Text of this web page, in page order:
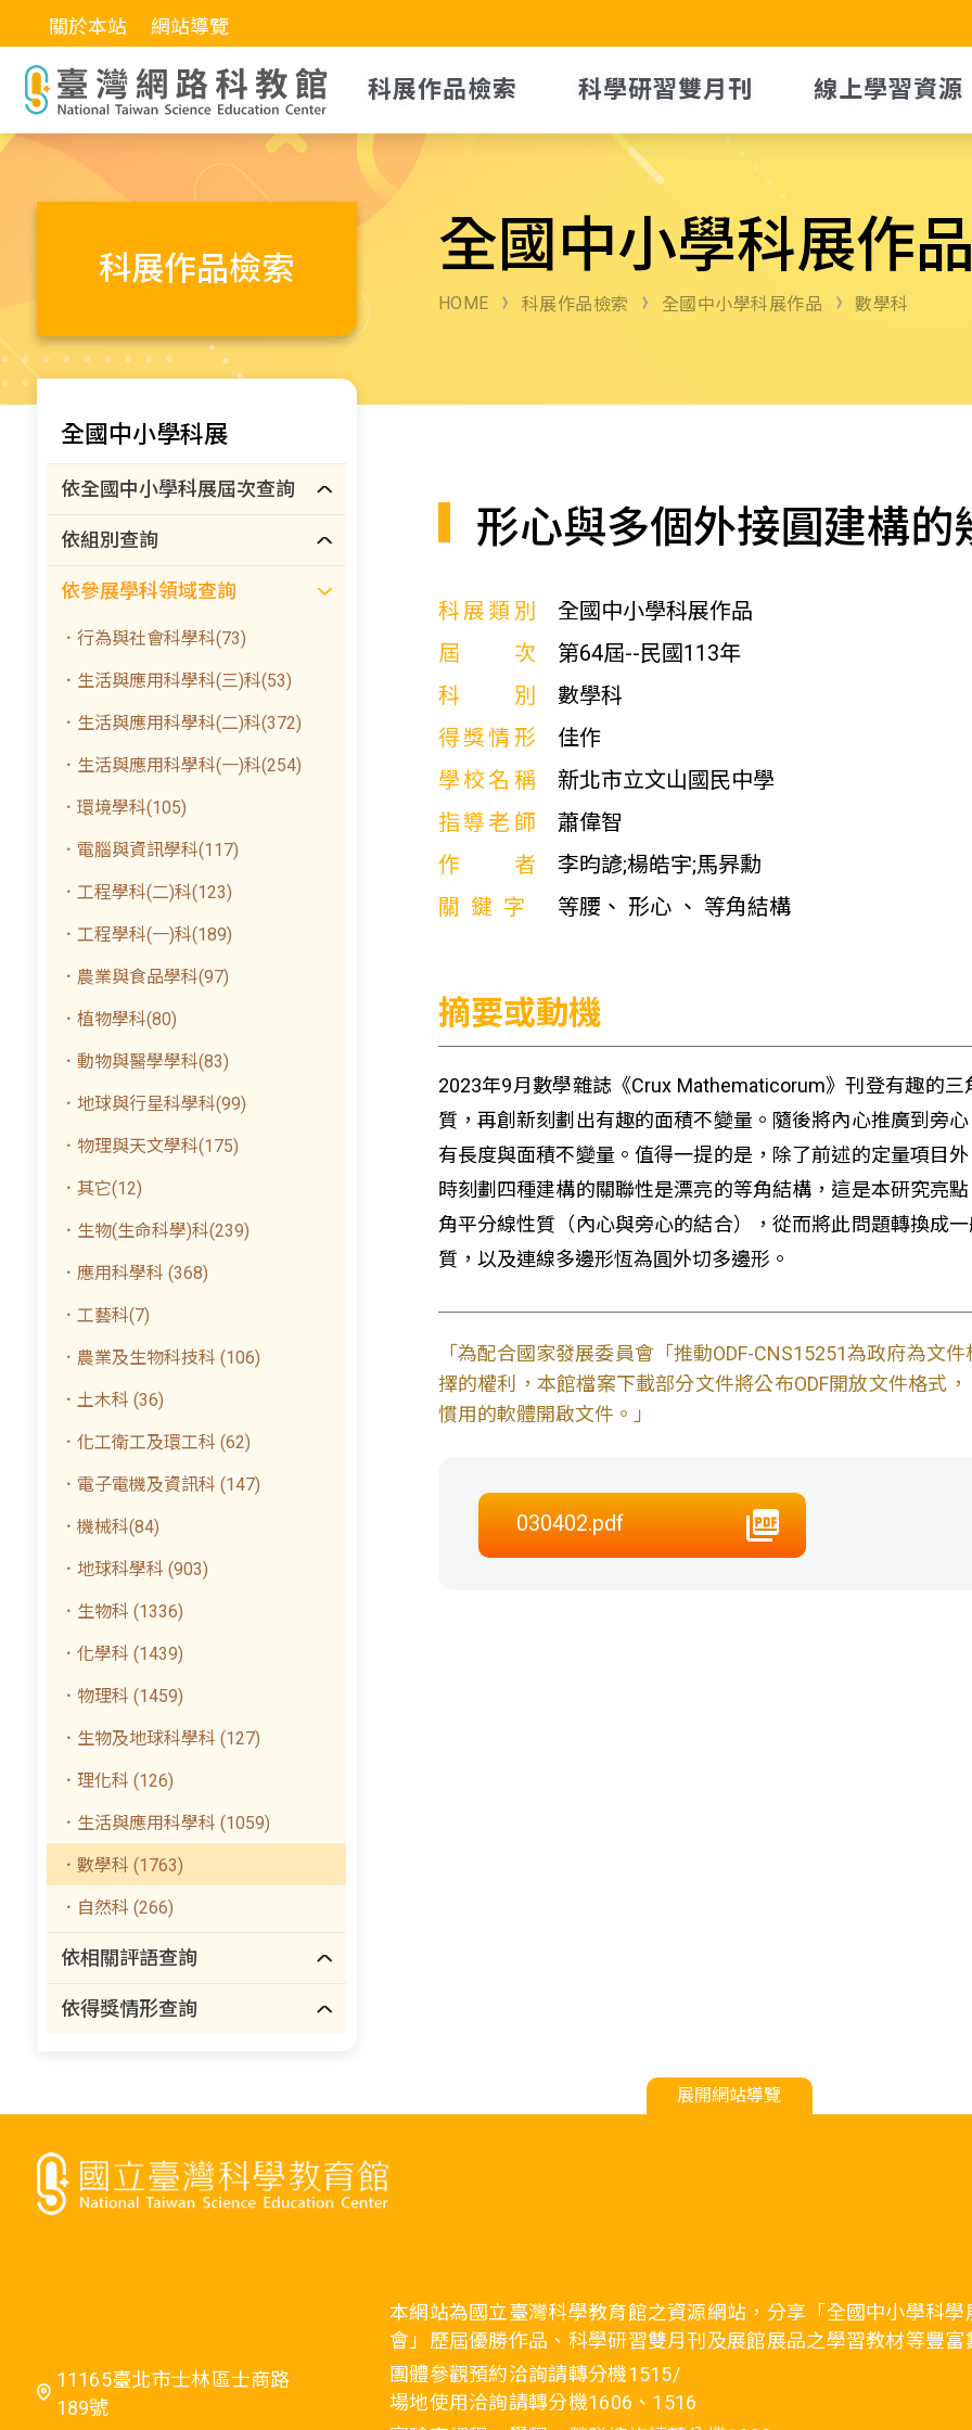
關於本站 網站導覽
科展作品檢索 科學研習雙月刊 線上學習資源
科展作品檢索 全國中小學科展作
HOME 科展作品檢索 全國中小學科展作品 數學科
全國中小學科展
依全國中小學科展屆次查詢
依組別查詢
依參展學科領域查詢
．行為與社會科學科(73)
．生活與應用科學科(三)科(53)
．生活與應用科學科(二)科(372)
．生活與應用科學科(一)科(254)
．環境學科(105)
．電腦與資訊學科(117)
．工程學科(二)科(123)
．工程學科(一)科(189)
．農業與食品學科(97)
．植物學科(80)
．動物與醫學學科(83)
．地球與行星科學科(99)
．物理與天文學科(175)
．其它(12)
．生物(生命科學)科(239)
．應用科學科 (368)
．工藝科(7)
．農業及生物科技科 (106)
．土木科 (36)
．化工衛工及環工科 (62)
．電子電機及資訊科 (147)
．機械科(84)
．地球科學科 (903)
．生物科 (1336)
．化學科 (1439)
．物理科 (1459)
．生物及地球科學科 (127)
．理化科 (126)
．生活與應用科學科 (1059)
．數學科 (1763)
．自然科 (266)
依相關評語查詢
依得獎情形查詢
形心與多個外接圓建構的
科展類別
全國中小學科展作品
屆次
第64屆--民國113年
科別
數學科
得獎情形
佳作
學校名稱
新北市立文山國民中學
指導老師
蕭偉智
作者
李昀諺;楊皓宇;馬昦勳
關鍵字
等腰、 形心 、 等角結構
摘要或動機
2023年9月數學雜誌《Crux Mathematicorum》刊登有趣的
質，再創新刻劃出有趣的面積不變量。隨後將內心推廣到旁
有長度與面積不變量。值得一提的是，除了前述的定量項目
時刻劃四種建構的關聯性是漂亮的等角結構，這是本研究亮
角平分線性質（內心與旁心的結合），從而將此問題轉換成
質，以及連線多邊形恆為圓外切多邊形。
「為配合國家發展委員會「推動ODF-CNS15251為政府為文
擇的權利，本館檔案下載部分文件將公布ODF開放文件格式
慣用的軟體開啟文件。」
030402.pdf
展開網站導覽
11165臺北市士林區士商路
189號
本網站為國立臺灣科學教育館之資源網站，分享「全國中小學科
會」歷屆優勝作品、科學研習雙月刊及展館展品之學習教材等豐富
團體參觀預約洽詢請轉分機1515/
場地使用洽詢請轉分機1606、1516